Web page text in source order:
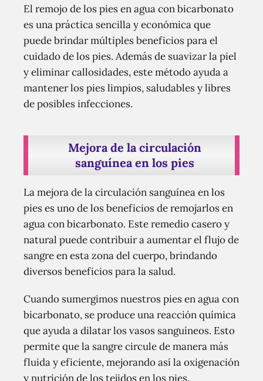
El remojo de los pies en agua con bicarbonato
es una práctica sencilla y económica que
puede brindar múltiples beneficios para el
cuidado de los pies. Además de suavizar la piel
y eliminar callosidades, este método ayuda a
mantener los pies limpios, saludables y libres
de posibles infecciones.
Mejora de la circulación
sanguínea en los pies
La mejora de la circulación sanguínea en los
pies es uno de los beneficios de remojarlos en
agua con bicarbonato. Este remedio casero y
natural puede contribuir a aumentar el flujo de
sangre en esta zona del cuerpo, brindando
diversos beneficios para la salud.
Cuando sumergimos nuestros pies en agua con
bicarbonato, se produce una reacción química
que ayuda a dilatar los vasos sanguíneos. Esto
permite que la sangre circule de manera más
fluida y eficiente, mejorando así la oxigenación
y nutrición de los tejidos en los pies.